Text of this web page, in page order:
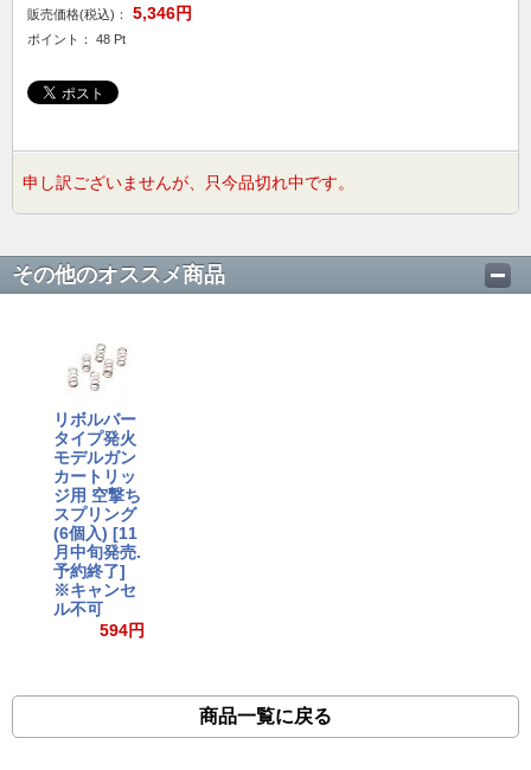
販売価格(税込)：
5,346円
ポイント： 48 Pt
申し訳ございませんが、只今品切れ中です。
その他のオススメ商品
リボルバー
タイプ発火
モデルガン
カートリッ
ジ用 空撃ち
スプリング
(6個入) [11
月中旬発売.
予約終了]
※キャンセ
ル不可
594円
商品一覧に戻る